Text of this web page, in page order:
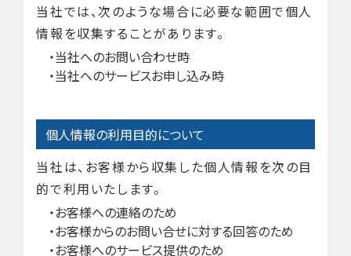
当社では、次のような場合に必要な範囲で個人
情報を収集することがあります。
当社へのお問い合わせ時
当社へのサービスお申し込み時
個人情報の利用目的について
当社は、お客様から収集した個人情報を次の目
的で利用いたします。
お客様への連絡のため
お客様からのお問い合せに対する回答のため
お客様へのサービス提供のため